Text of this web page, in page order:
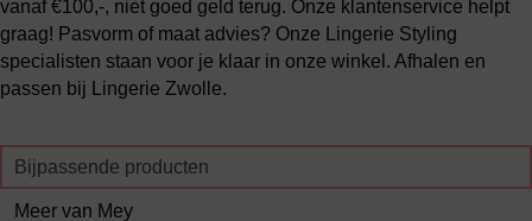
vanaf €100,-, niet goed geld terug. Onze klantenservice helpt
graag! Pasvorm of maat advies? Onze Lingerie Styling
specialisten staan voor je klaar in onze winkel. Afhalen en
passen bij Lingerie Zwolle.
Bijpassende producten
Meer van Mey